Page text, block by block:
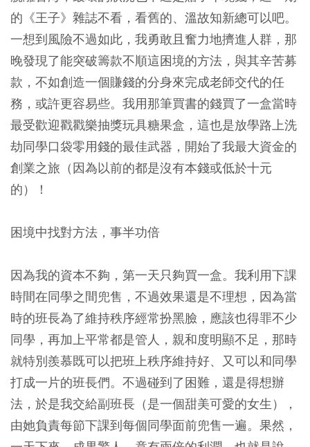
的《王子》雜誌不看，看舊的、溫故知新總可以吧。
一想到風險不過如此，我勇敢且奮力地擠進人群，那
晚發現了能突破籌款不順這困境的方法，與其辛苦募
款，不如創造一個賺錢的分身來完成老師交代的任
務，或許更容易些。我用那筆買書的錢買了一盒當時
最受歡迎戳戳樂抽獎玩具糖果盒，這也是放學路上洗
劫同學口袋零用錢的最佳武器，開始了我最大資金的
創業之旅（因為以前的都是沒有本錢或低於十元
的）！
困境中找對方法，事半功倍
因為我的資本不夠，第一天只夠買一盒。我利用下課
時間在同學之間兜售，不過效果還是不理想，因為當
時的班長為了維持秩序經常扮黑臉，應該也得罪不少
同學，再加上平常都是管人，親和度明顯不足，那時
就特別羨慕既可以把班上秩序維持好、又可以和同學
打成一片的班長們。不過碰到了困難，還是得想辦
法，於是我交給副班長（是一個甜美可愛的女生），
由她負責每節下課到每個同學面前兜售一遍。果然，